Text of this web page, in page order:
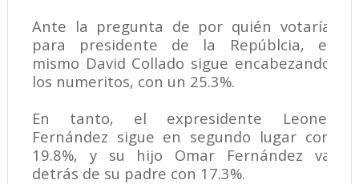
Ante la pregunta de por quién votaría
para presidente de la Repúblcia, el
mismo David Collado sigue encabezando
los numeritos, con un 25.3%.
En tanto, el expresidente Leonel
Fernández sigue en segundo lugar con
19.8%, y su hijo Omar Fernández va
detrás de su padre con 17.3%.